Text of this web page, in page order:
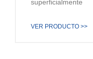
superficialmente
VER PRODUCTO >>